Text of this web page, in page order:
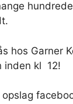
hos Garner
inden kl 12!
opslag